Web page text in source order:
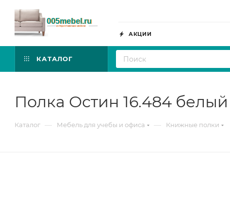
АКЦИИ
КАТАЛОГ
Полка Остин 16.484
Каталог — Мебель для учебы и офиса — Книжные полки